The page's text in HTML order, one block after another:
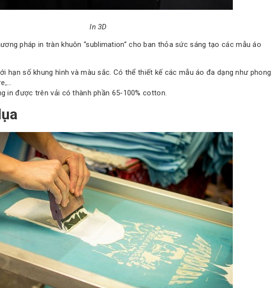
In 3D
pháp in tràn khuôn “sublimation” cho ban thỏa sức sáng tạo các mẫu áo
hạn số khung hình và màu sắc. Có thể thiết kế các mẫu áo đa dạng như phong
in được trên vải có thành phần 65-100% cotton.